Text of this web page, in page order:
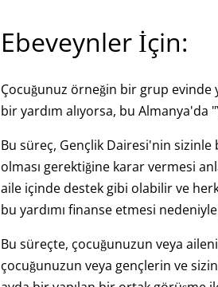
Ebeveynler İçin:
Çocuğunuz örneğin bir grup evinde
bir yardım alıyorsa, bu Almanya'da
Bu süreç, Gençlik Dairesi'nin
olması gerektiğine karar vermesi
aile içinde destek gibi olabilir ve
bu yardımı finanse etmesi
Bu süreçte, çocuğunuzun veya
çocuğunuzun veya gençlerin ve